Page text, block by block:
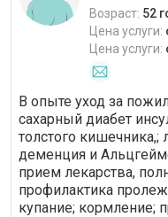
Возраст: 52
Цена услуги:
Цена услуги:
В опыте уход за
сахарный диабет
толстого кишечника,;
деменция и
прием лекарства,
профилактика
купание; кормление;